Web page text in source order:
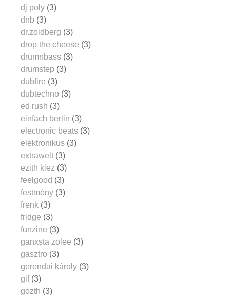
dj poly (3)
dnb (3)
dr.zoidberg (3)
drop the cheese (3)
drumnbass (3)
drumstep (3)
dubfire (3)
dubtechno (3)
ed rush (3)
einfach berlin (3)
electronic beats (3)
elektronikus (3)
extrawelt (3)
ezith kiez (3)
feelgood (3)
festmény (3)
frenk (3)
fridge (3)
funzine (3)
ganxsta zolee (3)
gasztro (3)
gerendai károly (3)
gif (3)
gozth (3)